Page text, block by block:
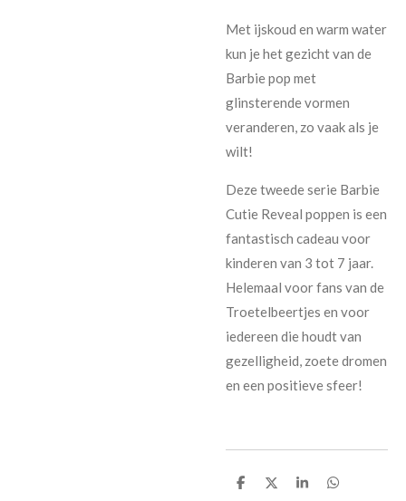
Met ijskoud en warm water
kun je het gezicht van de
Barbie pop met
glinsterende vormen
veranderen, zo vaak als je
wilt!
Deze tweede serie Barbie
Cutie Reveal poppen is een
fantastisch cadeau voor
kinderen van 3 tot 7 jaar.
Helemaal voor fans van de
Troetelbeertjes en voor
iedereen die houdt van
gezelligheid, zoete dromen
en een positieve sfeer!
D
D
S
D